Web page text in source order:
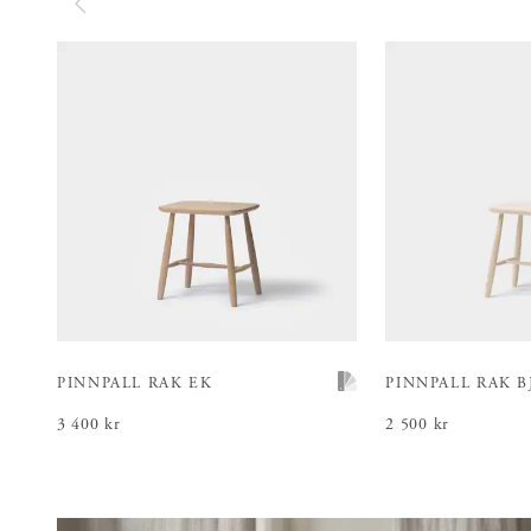
PINNPALL RAK EK
Pris:3 400 kr
3 400 kr
PINNPALL RAK
Pris:2 500 kr
2 500 kr